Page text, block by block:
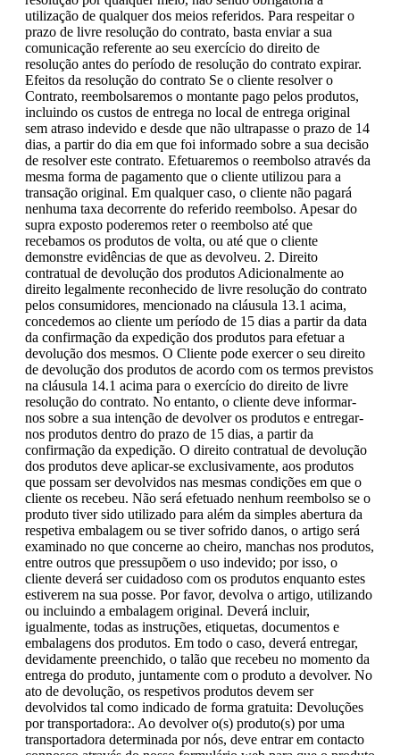
utilização de qualquer dos meios referidos. Para respeitar o
prazo de livre resolução do contrato, basta enviar a sua
comunicação referente ao seu exercício do direito de
resolução antes do período de resolução do contrato expirar.
Efeitos da resolução do contrato Se o cliente resolver o
Contrato, reembolsaremos o montante pago pelos produtos,
incluindo os custos de entrega no local de entrega original
sem atraso indevido e desde que não ultrapasse o prazo de 14
dias, a partir do dia em que foi informado sobre a sua decisão
de resolver este contrato. Efetuaremos o reembolso através da
mesma forma de pagamento que o cliente utilizou para a
transação original. Em qualquer caso, o cliente não pagará
nenhuma taxa decorrente do referido reembolso. Apesar do
supra exposto poderemos reter o reembolso até que
recebamos os produtos de volta, ou até que o cliente
demonstre evidências de que as devolveu. 2. Direito
contratual de devolução dos produtos Adicionalmente ao
direito legalmente reconhecido de livre resolução do contrato
pelos consumidores, mencionado na cláusula 13.1 acima,
concedemos ao cliente um período de 15 dias a partir da data
da confirmação da expedição dos produtos para efetuar a
devolução dos mesmos. O Cliente pode exercer o seu direito
de devolução dos produtos de acordo com os termos previstos
na cláusula 14.1 acima para o exercício do direito de livre
resolução do contrato. No entanto, o cliente deve informar-
nos sobre a sua intenção de devolver os produtos e entregar-
nos produtos dentro do prazo de 15 dias, a partir da
confirmação da expedição. O direito contratual de devolução
dos produtos deve aplicar-se exclusivamente, aos produtos
que possam ser devolvidos nas mesmas condições em que o
cliente os recebeu. Não será efetuado nenhum reembolso se o
produto tiver sido utilizado para além da simples abertura da
respetiva embalagem ou se tiver sofrido danos, o artigo será
examinado no que concerne ao cheiro, manchas nos produtos,
entre outros que pressupõem o uso indevido; por isso, o
cliente deverá ser cuidadoso com os produtos enquanto estes
estiverem na sua posse. Por favor, devolva o artigo, utilizando
ou incluindo a embalagem original. Deverá incluir,
igualmente, todas as instruções, etiquetas, documentos e
embalagens dos produtos. Em todo o caso, deverá entregar,
devidamente preenchido, o talão que recebeu no momento da
entrega do produto, juntamente com o produto a devolver. No
ato de devolução, os respetivos produtos devem ser
devolvidos tal como indicado de forma gratuita: Devoluções
por transportadora:. Ao devolver o(s) produto(s) por uma
transportadora determinada por nós, deve entrar em contacto